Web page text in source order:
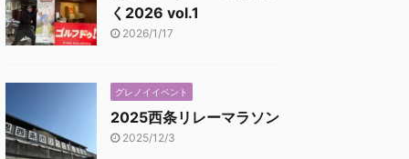
く2026 vol.1
2026/1/17
グレノイイベント
2025西条リレーマラソン
2025/12/3